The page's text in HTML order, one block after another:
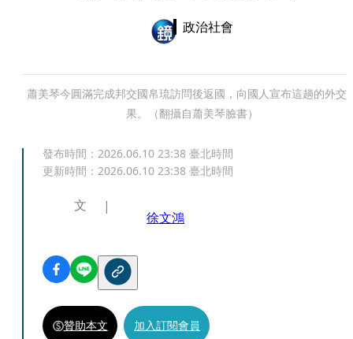
政治社會
蕭美琴今圓滿完成邦交國帛琉訪問後返國，向國人宣布這趟的外交
果。（翻攝自蕭美琴臉書）
發布時間： 2026.06.10 23:38 臺北時間
更新時間： 2026.06.10 23:38 臺北時間
文
徐文鴻
贊助本文 加入訂閱會員